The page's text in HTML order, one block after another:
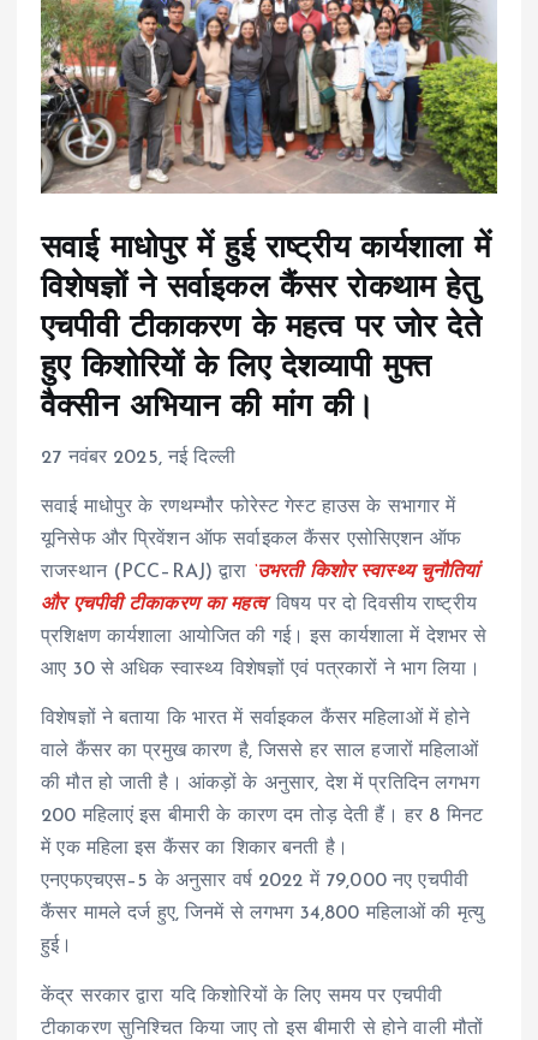
सवाई माधोपुर में हुई राष्ट्रीय कार्यशाला में
विशेषज्ञों ने सर्वाइकल कैंसर रोकथाम हेतु
एचपीवी टीकाकरण के महत्व पर जोर देते
हुए किशोरियों के लिए देशव्यापी मुफ्त
वैक्सीन अभियान की मांग की।
27 नवंबर 2025, नई दिल्ली
सवाई माधोपुर के रणथम्भौर फोरेस्ट गेस्ट हाउस के सभागार में
यूनिसेफ और प्रिवेंशन ऑफ सर्वाइकल कैंसर एसोसिएशन ऑफ
राजस्थान (PCC–RAJ) द्वारा ‘उभरती किशोर स्वास्थ्य चुनौतियां
और एचपीवी टीकाकरण का महत्व’विषय पर दो दिवसीय राष्ट्रीय
प्रशिक्षण कार्यशाला आयोजित की गई। इस कार्यशाला में देशभर से
आए 30 से अधिक स्वास्थ्य विशेषज्ञों एवं पत्रकारों ने भाग लिया।
विशेषज्ञों ने बताया कि भारत में सर्वाइकल कैंसर महिलाओं में होने
वाले कैंसर का प्रमुख कारण है, जिससे हर साल हजारों महिलाओं
की मौत हो जाती है। आंकड़ों के अनुसार, देश में प्रतिदिन लगभग
200 महिलाएं इस बीमारी के कारण दम तोड़ देती हैं। हर 8 मिनट
में एक महिला इस कैंसर का शिकार बनती है।
एनएफएचएस–5 के अनुसार वर्ष 2022 में 79,000 नए एचपीवी
कैंसर मामले दर्ज हुए, जिनमें से लगभग 34,800 महिलाओं की मृत्यु
हुई।
केंद्र सरकार द्वारा यदि किशोरियों के लिए समय पर एचपीवी
टीकाकरण सुनिश्चित किया जाए तो इस बीमारी से होने वाली मौतों